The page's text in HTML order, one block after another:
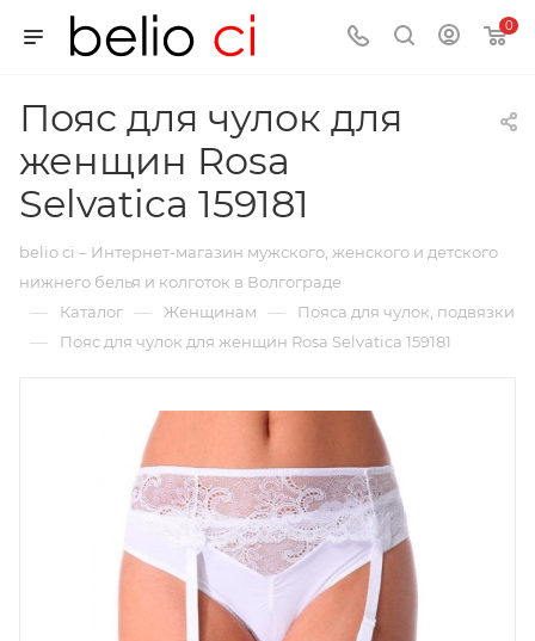
0
Пояс для чулок для
женщин Rosa
Selvatica 159181
belio ci – Интернет-магазин мужского, женского и детского
нижнего белья и колготок в Волгограде
— Каталог — Женщинам — Пояса для чулок, подвязки
— Пояс для чулок для женщин Rosa Selvatica 159181